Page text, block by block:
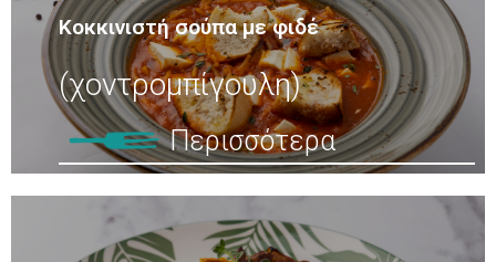
Κοκκινιστή σούπα με φιδέ
(χοντρομπίγουλη)
Περισσότερα